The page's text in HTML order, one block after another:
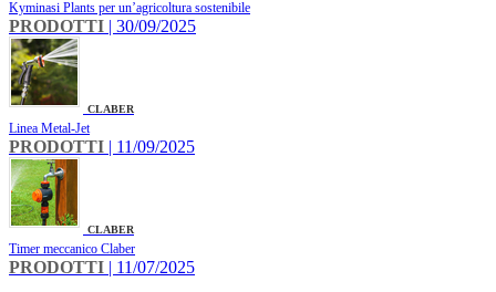
Kyminasi Plants per un’agricoltura sostenibile
PRODOTTI | 30/09/2025
CLABER
​Linea Metal-Jet
PRODOTTI | 11/09/2025
CLABER
Timer meccanico Claber
PRODOTTI | 11/07/2025